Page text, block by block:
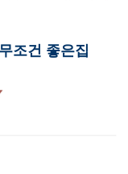
조건 좋은집